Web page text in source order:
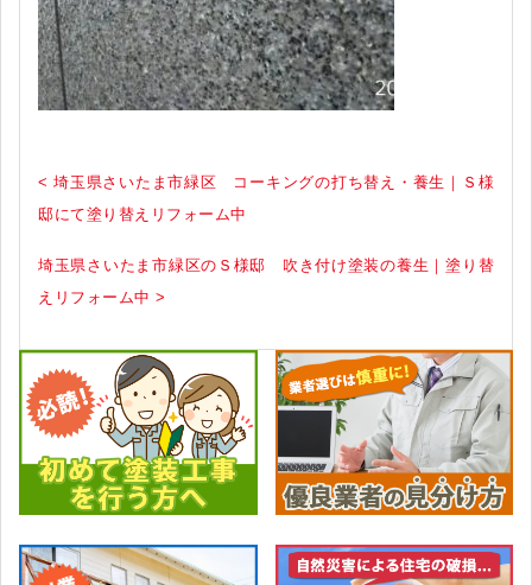
< 埼玉県さいたま市緑区 コーキングの打ち替え・養生｜Ｓ様
邸にて塗り替えリフォーム中
埼玉県さいたま市緑区のＳ様邸 吹き付け塗装の養生｜塗り替
えリフォーム中 >